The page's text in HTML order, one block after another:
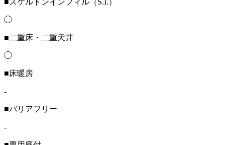
◯
■二重床・二重天井
◯
■床暖房
-
■バリアフリー
-